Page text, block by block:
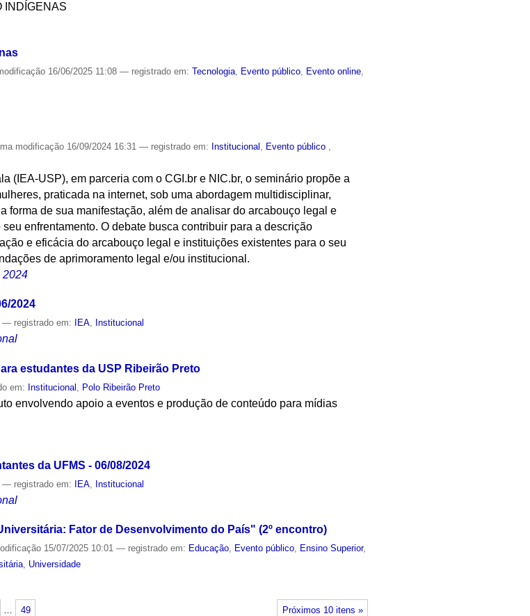
INDÍGENAS
16/06/2025 11:08— registrado em:Tecnologia Evento público Evento online
modificação 16/09/2024 16:31— registrado em: Institucional Evento público
(IEA-USP), em parceria com o CGI.br e NIC.br, o seminário propõe a
praticada na internet, sob uma abordagem multidisciplinar,
forma de sua manifestação, além de analisar do arcabouço legal e
enfrentamento. O debate busca contribuir para a descrição
e eficácia do arcabouço legal e instituições existentes para o seu
de aprimoramento legal e/ou institucional.
2024
2024
— registrado em: IEA, Institucional
estudantes da USP Ribeirão Preto
em: Institucional Polo Ribeirão Preto
envolvendo apoio a eventos e produção de conteúdo para mídias
da UFMS - 06/08/2024
— registrado em: IEA Institucional
Fator de Desenvolvimento do País" (2º encontro)
15/07/2025 10:01— registrado em: Educação, Evento público, Ensino Superior,
, Universidade
Próximos 10 itens »
49